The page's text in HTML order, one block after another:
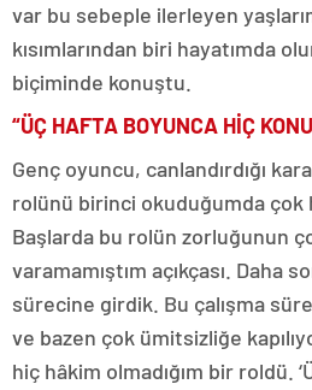
var bu sebeple ilerleyen
kısımlarından biri hayatımda
biçiminde konuştu.
“ÜÇ HAFTA BOYUNCA HİÇ
Genç oyuncu, canlandırdığı
rolünü birinci okuduğumda çok
Başlarda bu rolün zorluğunun
varamamıştım açıkçası. Daha
sürecine girdik. Bu çalışma
ve bazen çok ümitsizliğe
hiç hâkim olmadığım bir roldü.